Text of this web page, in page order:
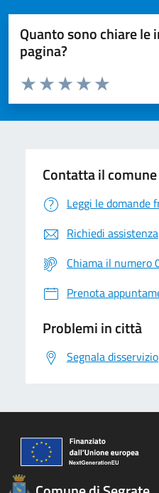
Quanto sono chiare
pagina?
Valuta da 1 a 5 stelle la pagina
Valuta 5
Valuta 4 stelle
Valuta 3 stelle su 5
Valuta 2 stelle su 5
Valuta 1 stelle su 5
Contatta il comune
Leggi le domande
Richiedi assistenza
Chiama il numero
Prenota
Problemi in città
Segnala disservizio